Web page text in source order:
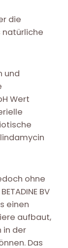
die
natürliche
und
Wert
ohne
BV
einen
aufbaut,
in der
Das